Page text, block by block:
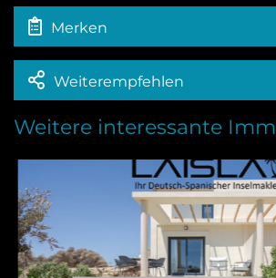
Merken
Weiterempfehlen
Weitere interessante